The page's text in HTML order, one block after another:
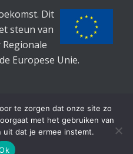
Dit
steun van
Europese Unie.
voorbehouden |
te zorgen dat onze site zo
met het gebruiken van
uit dat je ermee instemt.